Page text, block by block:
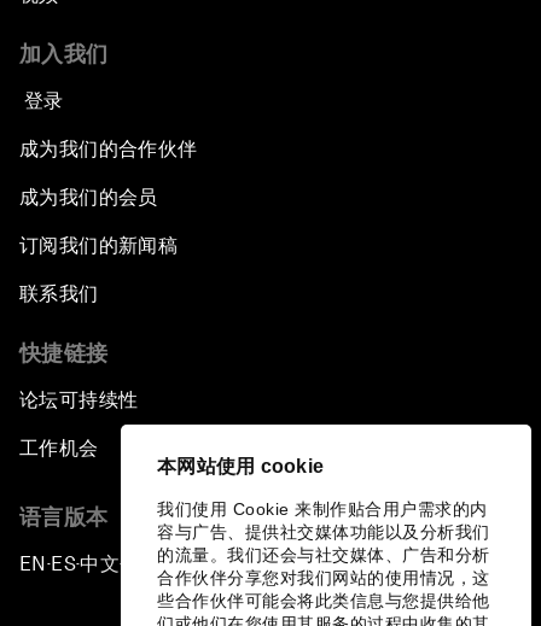
本网站使用 cookie
我们使用 Cookie 来制作贴合用户需求的内
容与广告、提供社交媒体功能以及分析我们
的流量。我们还会与社交媒体、广告和分析
合作伙伴分享您对我们网站的使用情况，这
些合作伙伴可能会将此类信息与您提供给他
加入我们
登录
成为我们的合作伙伴
成为我们的会员
订阅我们的新闻稿
联系我们
快捷链接
论坛可持续性
工作机会
语言版本
EN ▪ES▪中文▪ 日本語